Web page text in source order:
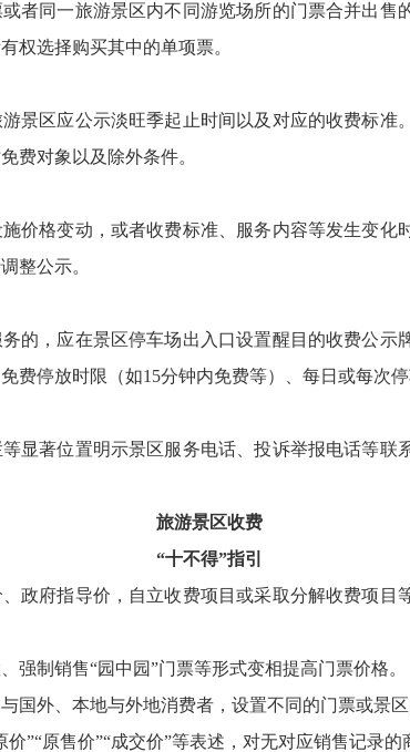
者同一旅游景区内不同游览场所的门票合并出售
权选择购买其中的单项票。
景区应公示淡旺季起止时间以及对应的收费标准
费对象以及除外条件。
价格变动，或者收费标准、服务内容等发生变化
整公示。
的，应在景区停车场出入口设置醒目的收费公示
费停放时限（如15分钟内免费等）、每日或每次停
显著位置明示景区服务电话、投诉举报电话等联
旅游景区收费
“十不得”指引
政府指导价，自立收费项目或采取分解收费项目
强制销售“园中园”门票等形式变相提高门票价格。
国外、本地与外地消费者，设置不同的门票或景区
价”“原售价”“成交价”等表述，对无对应销售记录的